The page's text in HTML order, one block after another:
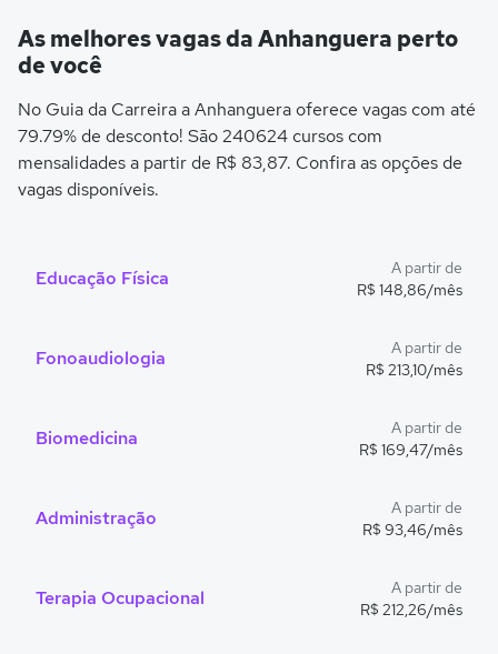
As melhores vagas da Anhanguera perto
de você
No Guia da Carreira a Anhanguera oferece vagas com até
79.79% de desconto! São 240624 cursos com
mensalidades a partir de R$ 83,87. Confira as opções de
vagas disponíveis.
Educação Física
A partir de
R$ 148,86/mês
Fonoaudiologia
A partir de
R$ 213,10/mês
Biomedicina
A partir de
R$ 169,47/mês
Administração
A partir de
R$ 93,46/mês
Terapia Ocupacional
A partir de
R$ 212,26/mês